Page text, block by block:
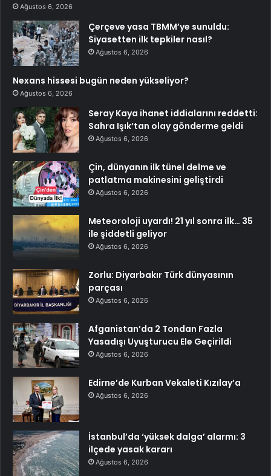
Ağustos 6, 2026
Çerçeve yasa TBMM’ye sunuldu:
Siyasetten ilk tepkiler nasıl?
Ağustos 6, 2026
Nexans hissesi bugün neden yükseliyor?
Ağustos 6, 2026
Seray Kaya ihanet iddialarını reddetti:
Sahra Işık’tan olay gönderme geldi
Ağustos 6, 2026
Çin, dünyanın ilk tünel delme ve
patlatma makinesini geliştirdi
Ağustos 6, 2026
Meteoroloji uyardı! 21 yıl sonra ilk… 35
ile şiddetli geliyor
Ağustos 6, 2026
Zorlu: Diyarbakır Türk dünyasının
parçası
Ağustos 6, 2026
Afganistan’da 2 Tondan Fazla
Yasadışı Uyuşturucu Ele Geçirildi
Ağustos 6, 2026
Edirne’de Kurban Vekaleti Kızılay’a
Ağustos 6, 2026
İstanbul’da ‘yüksek dalga’ alarmı: 3
ilçede yasak kararı
Ağustos 6, 2026